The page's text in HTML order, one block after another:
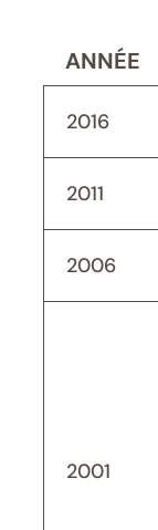
ANNÉE
2016
2011
2006
2001